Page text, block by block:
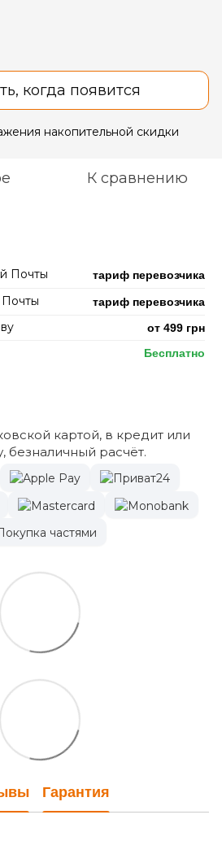
когда появится
накопительной скидки
К сравнению
Почты тариф перевозчика
тариф перевозчика
от 499 грн
Бесплатно
картой, в кредит или
безналичный расчёт.
Гарантия